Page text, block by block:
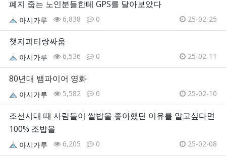
폐지 줍는 노인분들한테 GPS를 달아보았다
아시가루 6,838 0 25-02-25
챗지피티랑싸움
아시가루 6,536 0 25-02-11
80년대 뱀파이어 영화
아시가루 5,582 0 25-02-10
조선시대 때 사람들이 쌀밥을 좋아했던 이유를 알고싶다면
100% 조밥을
아시가루 6,205 0 25-02-08